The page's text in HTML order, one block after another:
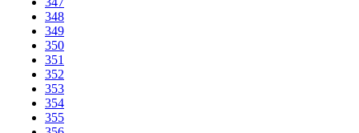
348
349
350
351
352
353
354
355